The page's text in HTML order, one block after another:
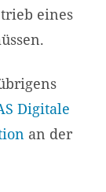
eines
Digitale
an der